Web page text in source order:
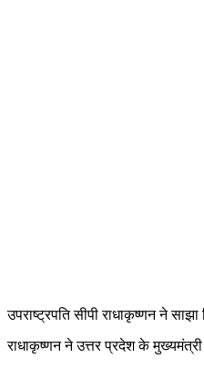
उपराष्ट्रपति सीपी राधाकृष्णन ने
राधाकृष्णन ने उत्तर प्रदेश के